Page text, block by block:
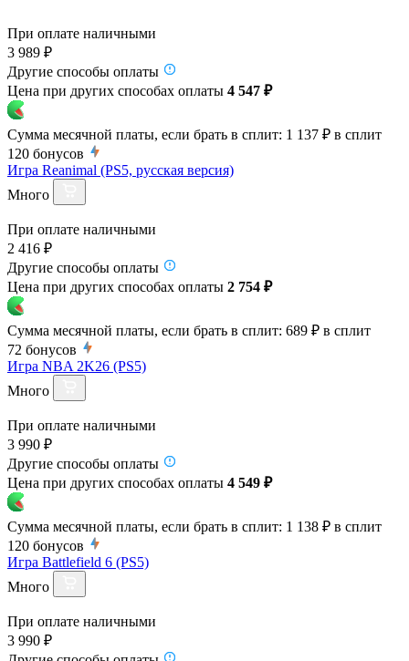
При оплате наличными
3 989 ₽
Другие способы оплаты
Цена при других способах оплаты 4 547 ₽
Сумма месячной платы, если брать в сплит: 1 137 ₽ в сплит
120 бонусов
Игра Reanimal (PS5, русская версия)
Много
При оплате наличными
2 416 ₽
Другие способы оплаты
Цена при других способах оплаты 2 754 ₽
Сумма месячной платы, если брать в сплит: 689 ₽ в сплит
72 бонусов
Игра NBA 2K26 (PS5)
Много
При оплате наличными
3 990 ₽
Другие способы оплаты
Цена при других способах оплаты 4 549 ₽
Сумма месячной платы, если брать в сплит: 1 138 ₽ в сплит
120 бонусов
Игра Battlefield 6 (PS5)
Много
При оплате наличными
3 990 ₽